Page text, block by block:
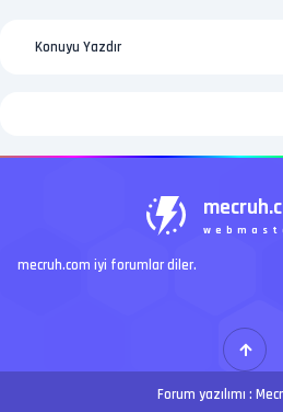
Konuyu Yazdır
mecruh.com iyi forumlar diler.
Forum yazılımı :